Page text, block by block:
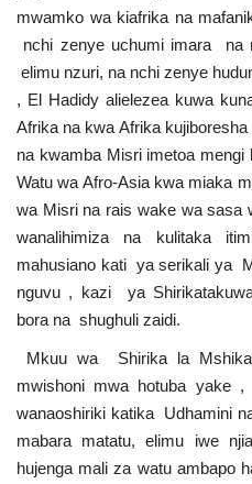
Video
Maonyesho
Wadhamini
English Swahili español
Arabic
mwamko wa kiafrika na
nchi zenye uchumi imara
elimu nzuri, na nchi zenye
, El Hadidy alielezea kuwa
Afrika na kwa Afrika
na kwamba Misri imetoa
Watu wa Afro-Asia kwa miaka
wa Misri na rais wake wa sasa
wanalihimiza na kulitaka
mahusiano kati ya serikali ya
nguvu , kazi ya
bora na shughuli zaidi.
Mkuu wa Shirika la
mwishoni mwa hotuba yake
wanaoshiriki katika Udhamini
mabara matatu, elimu iwe
hujenga mali za watu ambapo